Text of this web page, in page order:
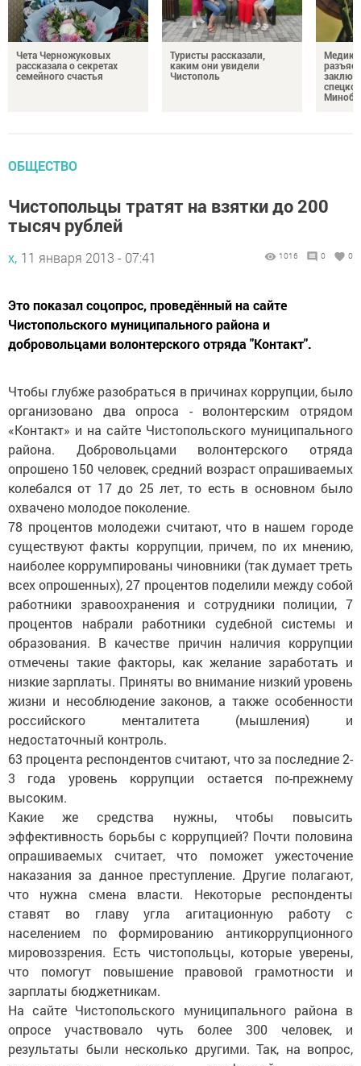
Чета Черножуковых
рассказала о секретах
семейного счастья
Туристы рассказали,
каким они увидели
Чистополь
ОБЩЕСТВО
Чистопольцы тратят на взятки до 200
тысяч рублей
х, 11 января 2013 - 07:41 1016 0 0
Это показал соцопрос, проведённый на сайте
Чистопольского муниципального района и
добровольцами волонтерского отряда "Контакт".
Чтобы глубже разобраться в причинах коррупции, было
организовано два опроса - волонтерским отрядом
«Контакт» и на сайте Чистопольского муниципального
района. Добровольцами волонтерского отряда
опрошено 150 человек, средний возраст опрашиваемых
колебался от 17 до 25 лет, то есть в основном было
охвачено молодое поколение.
78 процентов молодежи считают, что в нашем городе
существуют факты коррупции, причем, по их мнению,
наиболее коррумпированы чиновники (так думает треть
всех опрошенных), 27 процентов поделили между собой
работники зравоохранения и сотрудники полиции, 7
процентов набрали работники судебной системы и
образования. В качестве причин наличия коррупции
отмечены такие факторы, как желание заработать и
низкие зарплаты. Приняты во внимание низкий уровень
жизни и несоблюдение законов, а также особенности
российского менталитета (мышления) и
недостаточный контроль.
63 процента респондентов считают, что за последние 2-
3 года уровень коррупции остается по-прежнему
высоким.
Какие же средства нужны, чтобы повысить
эффективность борьбы с коррупцией? Почти половина
опрашиваемых считает, что поможет ужесточение
наказания за данное преступление. Другие полагают,
что нужна смена власти. Некоторые рес­понденты
ставят во главу угла агитационную работу с
населением по формированию антикоррупционного
мировоззрения. Есть чистопольцы, которые уверены,
что помогут повышение правовой грамотности и
зарплаты бюджетникам.
На сайте Чистопольского муниципального района в
опросе участвовало чуть более 300 человек, и
результаты были несколько другими. Так, на вопрос,